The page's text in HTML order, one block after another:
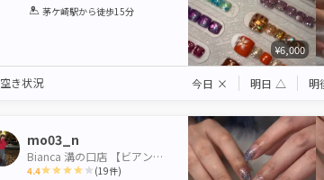
1 2 3 4 5
茅ケ崎駅から徒歩15分
¥6,000
空き状況 今日 × 明日 △ 明
mo03_n
Bianca 溝の口店 【ビアンカ】
4.4 (19件)